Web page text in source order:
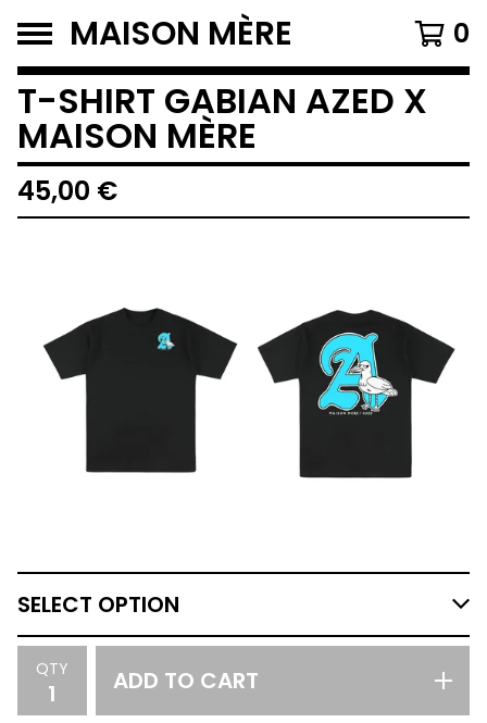
MAISON MÈRE 0
T-SHIRT GABIAN AZED X
MAISON MÈRE
45,00 €
QTY ADD TO CART